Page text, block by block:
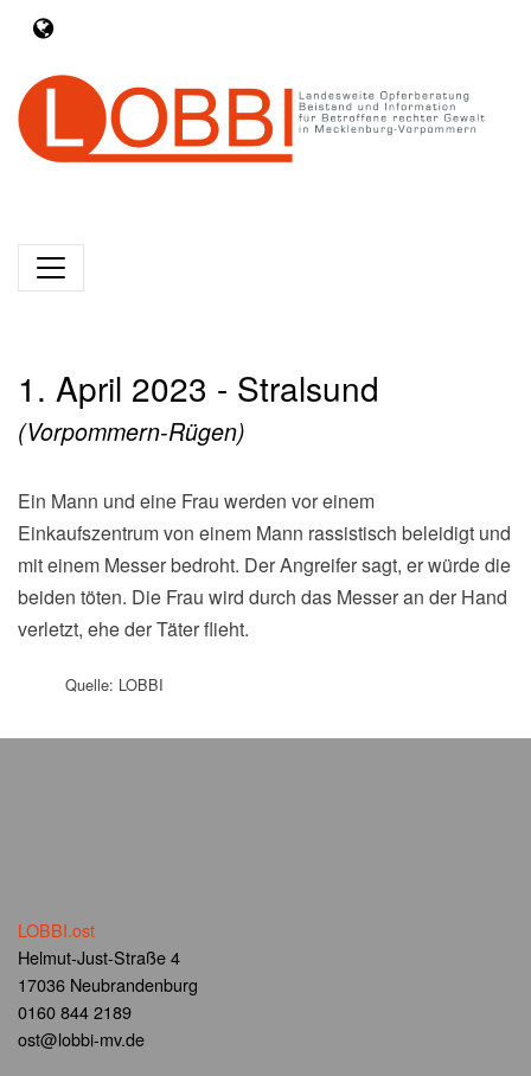
1. April 2023 - Stralsund
(Vorpommern-Rügen)
Ein Mann und eine Frau werden vor einem
Einkaufszentrum von einem Mann rassistisch beleidigt und
mit einem Messer bedroht. Der Angreifer sagt, er würde die
beiden töten. Die Frau wird durch das Messer an der Hand
verletzt, ehe der Täter flieht.
Quelle: LOBBI
LOBBI.ost
Helmut-Just-Straße 4
17036 Neubrandenburg
0160 844 2189
ost@lobbi-mv.de